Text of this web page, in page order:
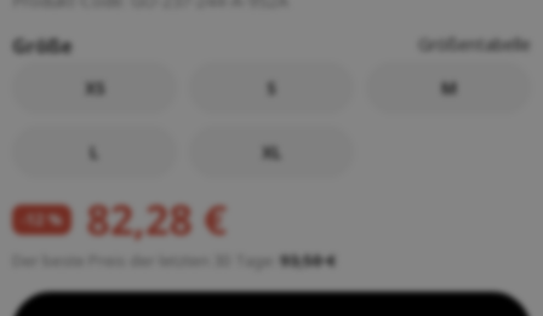
Größe
Größentabelle
XS
S M
L XL
-12 % 82,28 €
93,50 €